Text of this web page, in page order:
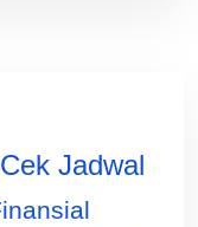
Cek Jadwal